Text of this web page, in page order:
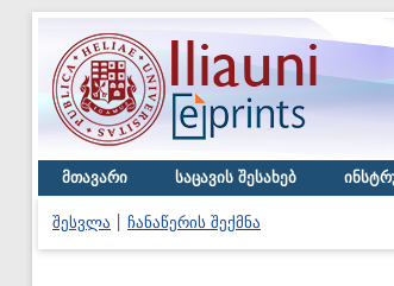
მთავარი საცავის შესახებ
შესვლა ჩანაწერის შექმნა